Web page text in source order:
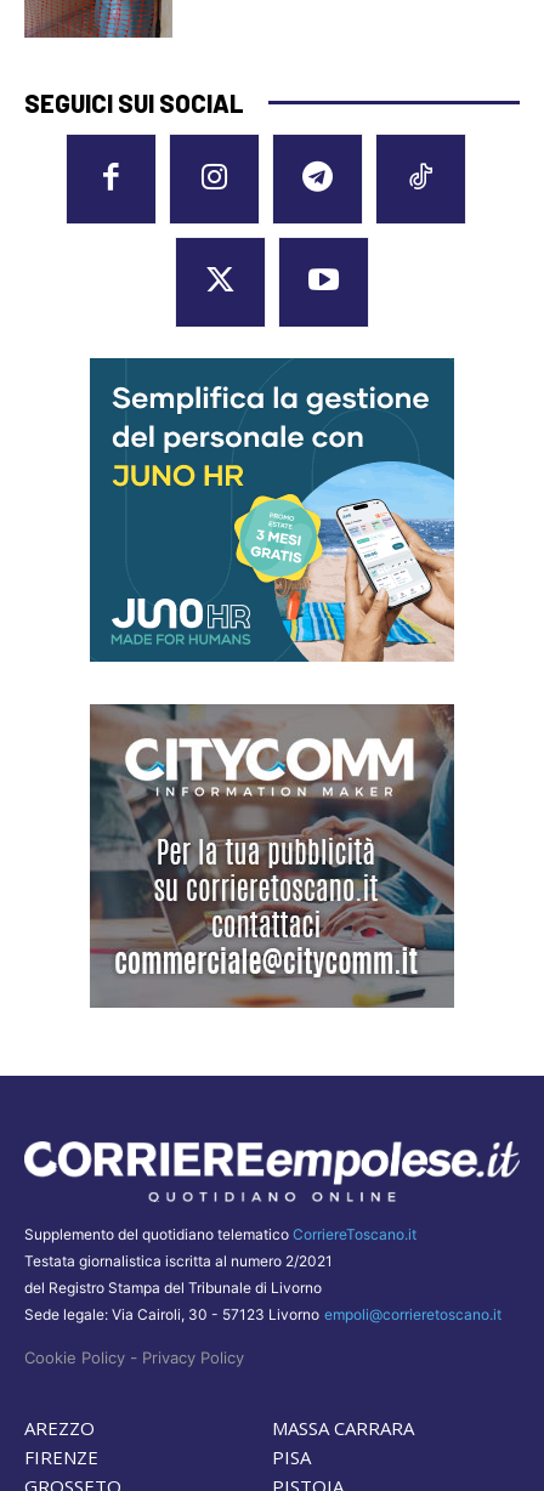
SEGUICI SUI SOCIAL
Supplemento del quotidiano telematico CorriereToscano.it
Testata giornalistica iscritta al numero 2/2021
del Registro Stampa del Tribunale di Livorno
Sede legale: Via Cairoli, 30 - 57123 Livorno empoli@corrieretoscano.it
Cookie Policy - Privacy Policy
AREZZO
FIRENZE
GROSSETO
MASSA CARRARA
PISA
PISTOIA